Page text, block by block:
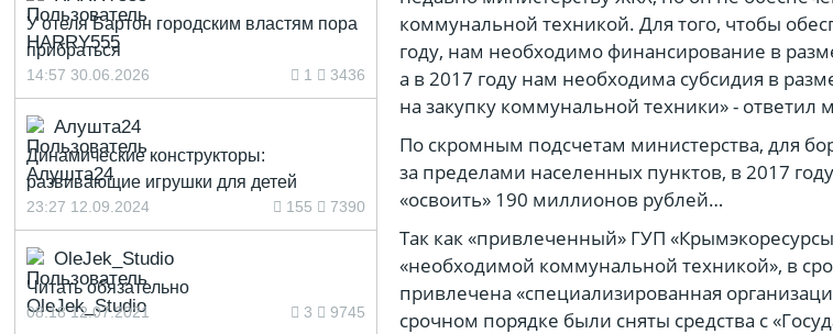
коммунальной техникой. Для того, чтобы
году, нам необходимо финансирование в
а в 2017 году нам необходима субсидия в
на закупку коммунальной техники» - ответил
По скромным подсчетам министерства, для
за пределами населенных пунктов, в 2017
«освоить» 190 миллионов рублей…
Так как «привлеченный» ГУП
«необходимой коммунальной техникой», в
привлечена «специализированная
срочном порядке были сняты средства с
У отеля Бартон городским властям пора
прибраться
14:57 30.06.2026 1 3436
Алушта24
Динамические конструкторы:
развивающие игрушки для детей
23:27 12.09.2024 155 7390
OleJek_Studio
Читать обязательно
08:18 12.07.2021 3 9745